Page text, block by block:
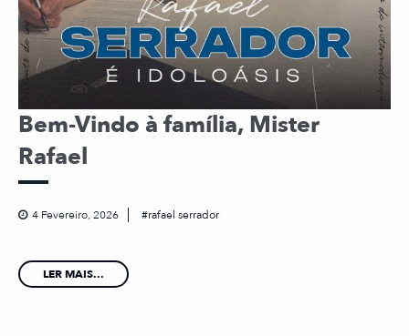
Bem-Vindo à família, Mister
Rafael
4 Fevereiro, 2026 rafael serrador
LER MAIS...